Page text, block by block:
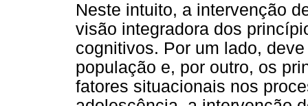
Neste intuito, a intervenção
visão integradora dos
cognitivos. Por um lado,
população e, por outro, os
fatores situacionais nos